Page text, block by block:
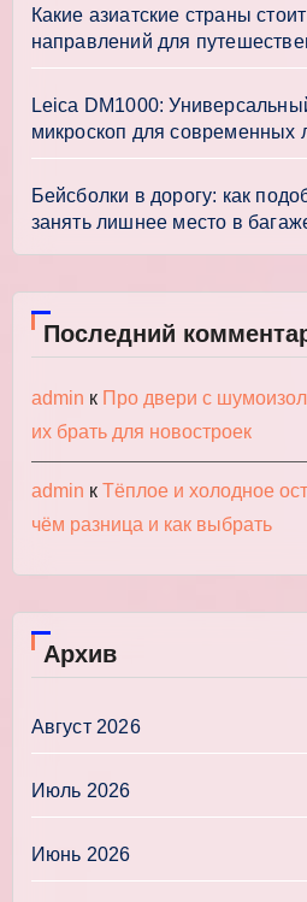
Какие азиатские страны
направлений для
Leica DM1000:
микроскоп для современных
Бейсболки в дорогу: как
занять лишнее место в
Последний
admin к Про двери с
их брать для новостроек
admin к Тёплое и холодное
чём разница и как выбрать
Архив
Август 2026
Июль 2026
Июнь 2026